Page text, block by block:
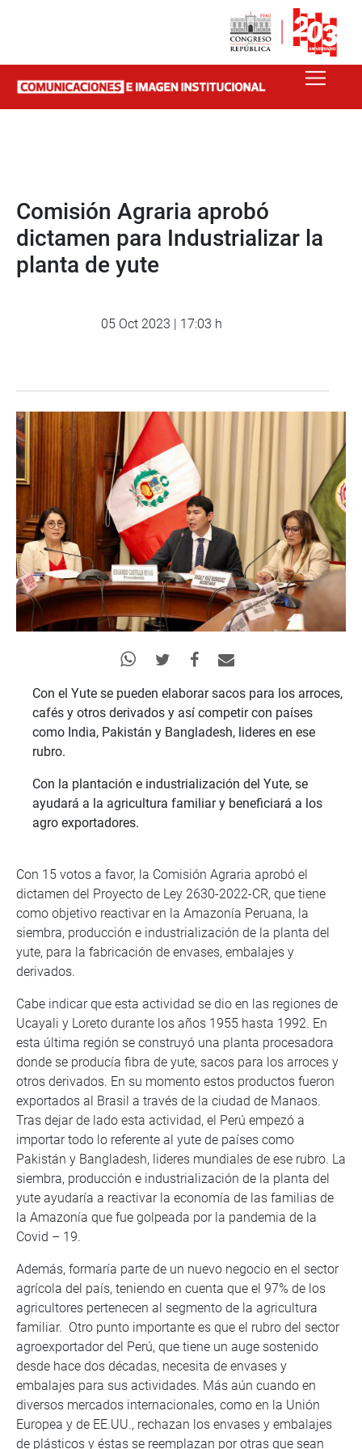
Comisión Agraria aprobó
dictamen para Industrializar la
planta de yute
05 Oct 2023 | 17:03 h
Con el Yute se pueden elaborar sacos para los arroces,
cafés y otros derivados y así competir con países
como India, Pakistán y Bangladesh, lideres en ese
rubro.
Con la plantación e industrialización del Yute, se
ayudará a la agricultura familiar y beneficiará a los
agro exportadores.
Con 15 votos a favor, la Comisión Agraria aprobó el
dictamen del Proyecto de Ley 2630-2022-CR, que tiene
como objetivo reactivar en la Amazonía Peruana, la
siembra, producción e industrialización de la planta del
yute, para la fabricación de envases, embalajes y
derivados.
Cabe indicar que esta actividad se dio en las regiones de
Ucayali y Loreto durante los años 1955 hasta 1992. En
esta última región se construyó una planta procesadora
donde se producía fibra de yute, sacos para los arroces y
otros derivados. En su momento estos productos fueron
exportados al Brasil a través de la ciudad de Manaos.
Tras dejar de lado esta actividad, el Perú empezó a
importar todo lo referente al yute de países como
Pakistán y Bangladesh, lideres mundiales de ese rubro. La
siembra, producción e industrialización de la planta del
yute ayudaría a reactivar la economía de las familias de
la Amazonía que fue golpeada por la pandemia de la
Covid – 19.
Además, formaría parte de un nuevo negocio en el sector
agrícola del país, teniendo en cuenta que el 97% de los
agricultores pertenecen al segmento de la agricultura
familiar. Otro punto importante es que el rubro del sector
agroexportador del Perú, que tiene un auge sostenido
desde hace dos décadas, necesita de envases y
embalajes para sus actividades. Más aún cuando en
diversos mercados internacionales, como en la Unión
Europea y de EE.UU., rechazan los envases y embalajes
de plásticos y éstas se reemplazan por otras que sean